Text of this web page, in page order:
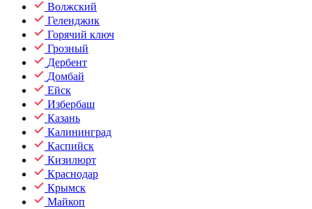
Волжский
Геленджик
Горячий ключ
Грозный
Дербент
Домбай
Ейск
Избербаш
Казань
Калининград
Каспийск
Кизилюрт
Краснодар
Крымск
Майкоп